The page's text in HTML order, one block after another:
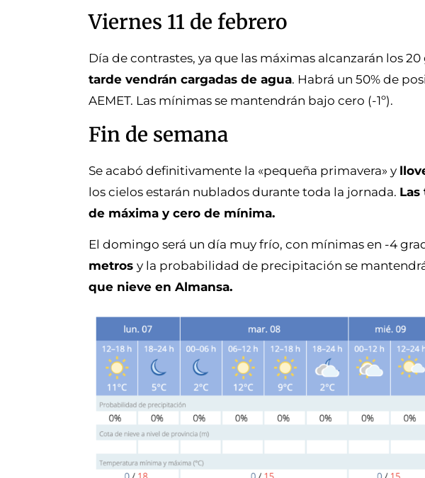
Viernes 11 de febrero
Día de contrastes, ya que las máximas alcanzarán los
tarde vendrán cargadas de agua. Habrá un 50% de
AEMET. Las mínimas se mantendrán bajo cero (-1º).
Fin de semana
Se acabó definitivamente la «pequeña primavera» y
los cielos estarán nublados durante toda la jornada.
de máxima y cero de mínima.
El domingo será un día muy frío, con mínimas en -4
metros y la probabilidad de precipitación se mantendrá
que nieve en Almansa.